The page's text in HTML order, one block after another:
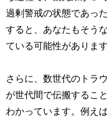
過剰警戒の状態であっ
すると、あなたもそう
ている可能性があります
さらに、数世代のトラ
が世代間で伝搬するこ
わかっています。例え